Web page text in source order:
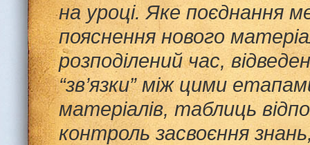
на уроці.Яке поєднання
пояснення нового
розподілений час,
“зв’язки” між цими
матеріалів,таблиць
контроль засвоєння знань,